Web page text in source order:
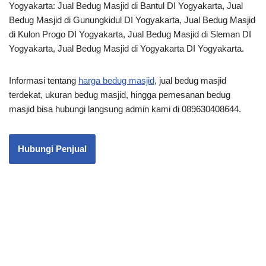
Yogyakarta: Jual Bedug Masjid di Bantul DI Yogyakarta, Jual
Bedug Masjid di Gunungkidul DI Yogyakarta, Jual Bedug Masjid
di Kulon Progo DI Yogyakarta, Jual Bedug Masjid di Sleman DI
Yogyakarta, Jual Bedug Masjid di Yogyakarta DI Yogyakarta.
Informasi tentang harga bedug masjid, jual bedug masjid
terdekat, ukuran bedug masjid, hingga pemesanan bedug
masjid bisa hubungi langsung admin kami di 089630408644.
Hubungi Penjual